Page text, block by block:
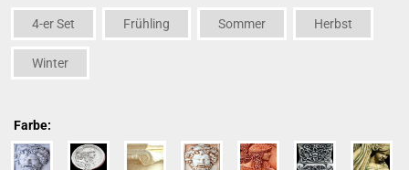
4-er Set Frühling Sommer Herbst
Winter
Farbe: